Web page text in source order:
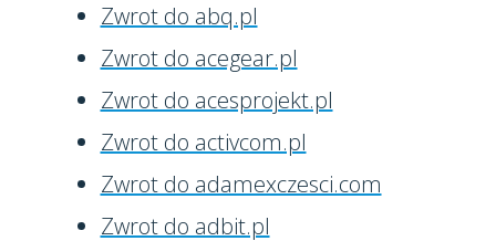
Zwrot do abq.pl
Zwrot do acegear.pl
Zwrot do acesprojekt.pl
Zwrot do activcom.pl
Zwrot do adamexczesci.com
Zwrot do adbit.pl